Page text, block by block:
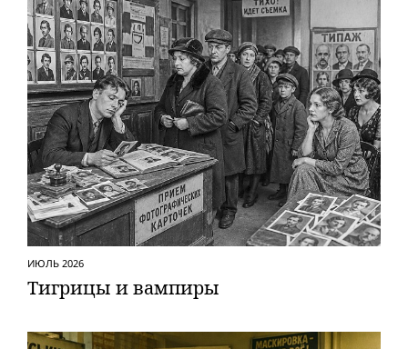
ИЮЛЬ 2026
Тигрицы и вампиры